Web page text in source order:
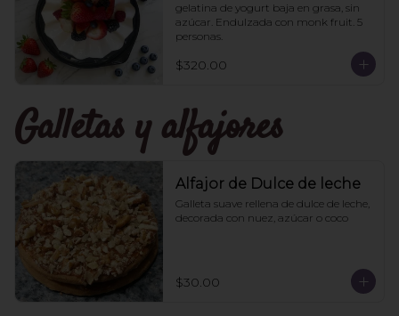
gelatina de yogurt baja en grasa, sin
azúcar. Endulzada con monk fruit. 5
personas.
$320.00
Galletas y alfajores
Alfajor de Dulce de leche
Galleta suave rellena de dulce de leche,
decorada con nuez, azúcar o coco
$30.00